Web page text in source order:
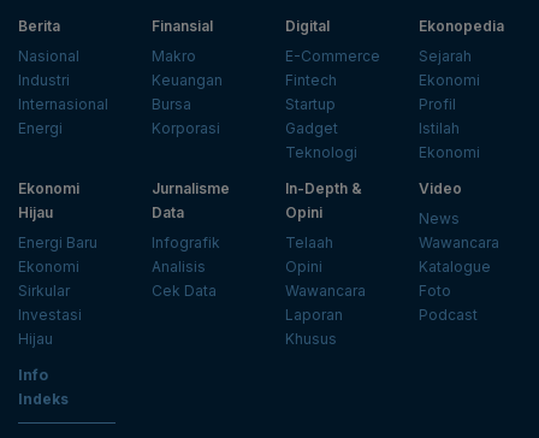
Berita
Nasional
Industri
Internasional
Energi
Finansial
Makro
Keuangan
Bursa
Korporasi
Digital
E-Commerce
Fintech
Startup
Gadget
Teknologi
Ekonopedia
Sejarah
Ekonomi
Profil
Istilah
Ekonomi
Ekonomi
Hijau
Energi Baru
Ekonomi
Sirkular
Investasi
Hijau
Jurnalisme
Data
Infografik
Analisis
Cek Data
In-Depth &
Opini
Telaah
Opini
Wawancara
Laporan
Khusus
Video
News
Wawancara
Katalogue
Foto
Podcast
Info
Indeks